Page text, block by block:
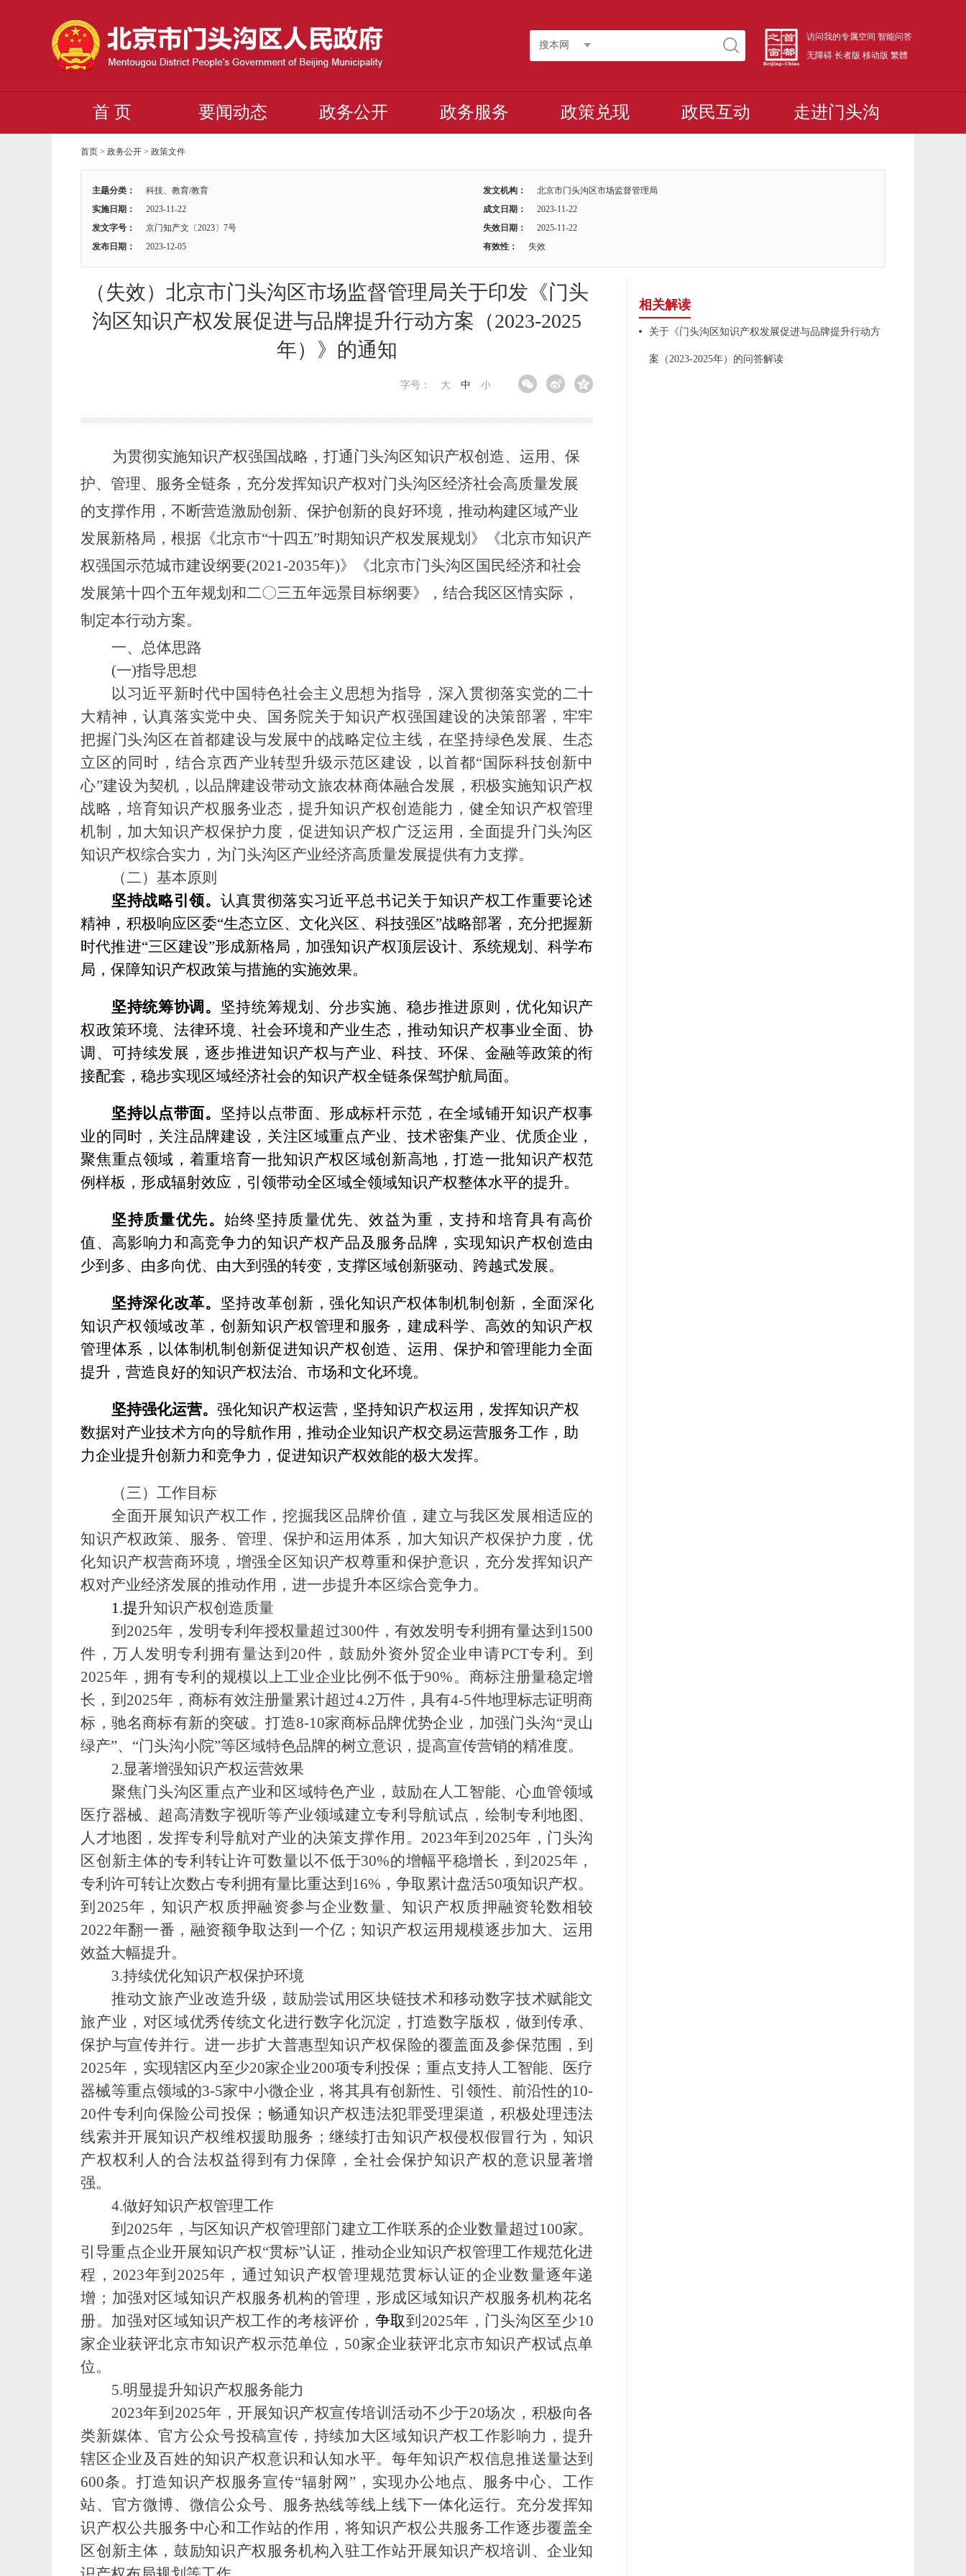
搜本网
访问我的专属空间 智能问答
无障碍 长者版 移动版 繁體
首 页 要闻动态 政务公开 政务服务 政策兑现 政民互动 走进门头沟
首页 >政务公开 >政策文件
主题分类： 科技、教育/教育 发文机构：
北京市门头沟区市场监督管理局
实施日期：
2023-11-22 成文日期：
2023-11-22
发文字号：
京门知产文〔2023〕7号 失效日期：
2025-11-22
发布日期：
2023-12-05 有效性： 失效
（失效）北京市门头沟区市场监督管理局关于印发《门头
沟区知识产权发展促进与品牌提升行动方案（2023-2025
年）》的通知
字号： 大 中 小
为贯彻实施知识产权强国战略，打通门头沟区知识产权创造、运用、保
护、管理、服务全链条， 充分发挥知识产权对门头沟区经济社会高质量发展
的支撑作用，不断营造激励创新、保护创新的良好环境，推动构建区域产业
发展新格局，根据《北京市“十四五”时期知识产权发展规划》《北京市知识产
权强国示范城市建设纲要(2021-2035年)》《北京市门头沟区国民经济和社会
发展第十四个五年规划和二〇三五年远景目标纲要》，结合我区区情实际，
制定本行动方案。
一、 总体思路
(一)指导思想
以习近平新时代中国特色社会主义思想为指导，深入贯彻落实党的二十
大精神，认真落实党中央、国务院关于知识产权强国建设的决策部署，牢牢
把握门头沟区在首都建设与发展中的战略定位主线，在坚持绿色发展、生态
立区的同时，结合京西产业转型升级示范区建设，以首都“国际科技创新中
心”建设为契机，以品牌建设带动文旅农林商体融合发展，积极实施知识产权
战略，培育知识产权服务业态，提升知识产权创造能力，健全知识产权管理
机制，加大知识产权保护力度，促进知识产权广泛运用，全面提升门头沟区
知识产权综合实力，为门头沟区产业经济高质量发展提供有力支撑。
（二） 基本原则
坚持战略引领。 认真贯彻落实习近平总书记关于知识产权工作重要论述
精神，积极响应区委“生态立区、文化兴区、科技强区”战略部署，充分把握新
时代推进“三区建设”形成新格局，加强知识产权顶层设计、系统规划、科学布
局，保障知识产权政策与措施的实施效果。
坚持统筹协调。 坚持统筹规划、分步实施、稳步推进原则， 优化知识产
权政策环境、法律环境、社会环境和产业生态，推动知识产权事业全面、协
调、可持续发展，逐步推进知识产权与产业、科技、环保、金融等政策的衔
接配套，稳步实现区域经济社会的知识产权全链条保驾护航局面。
坚持以点带面。 坚持以点带面、形成标杆示范，在全域铺开知识产权事
业的同时，关注品牌建设，关注区域重点产业、技术密集产业、优质企业，
聚焦重点领域，着重培育一批知识产权区域创新高地，打造一批知识产权范
例样板，形成辐射效应，引领带动全区域全领域知识产权整体水平的提升。
坚持质量优先。 始终坚持质量优先、效益为重，支持和培育具有高价
值、高影响力和高竞争力的知识产权产品及服务品牌，实现知识产权创造由
少到多、由多向优、由大到强的转变，支撑区域创新驱动、跨越式发展。
坚持深化改革。 坚持改革创新 ，强化知识产权体制机制创新， 全面深化
知识产权领域改革，创新知识产权管理和服务，建成科学、高效的知识产权
管理体系， 以体制机制创新促进知识产权创造、运用、保护和管理能力全面
提升，营造良好的知识产权法治、市场和文化环境。
坚持强化运营。强化知识产权运营，坚持知识产权运用，发挥知识产权
数据对产业技术方向的导航作用，推动企业知识产权交易运营服务工作，助
力企业提升创新力和竞争力，促进知识产权效能的极大发挥。
（三） 工作目标
全面开展知识产权工作，挖掘我区品牌价值，建立与我区发展相适应的
知识产权政策、服务、管理、保护和运用体系，加大知识产权保护力度，优
化知识产权营商环境，增强全区知识产权尊重和保护意识，充分发挥知识产
权对产业经济发展的推动作用，进一步提升本区综合竞争力。
1.提升知识产权创造质量
到 2025年，发明专利年授权量超过300件，有效发明专利拥有量达到1500
件，万人发明专利拥有量达到20件，鼓励外资外贸企业申请PCT专利。到
2025年，拥有专利的规模以上工业企业比例不低于90%。商标注册量稳定增
长，到2025年，商标有效注册量累计超过4.2万件，具有4-5件地理标志证明商
标，驰名商标有新的突破。打造8-10家商标品牌优势企业，加强门头沟“灵山
绿产”、“门头沟小院”等区域特色品牌的树立意识，提高宣传营销的精准度。
2.显著增强知识产权运营效果
聚焦门头沟区重点产业和区域特色产业，鼓励在人工智能、心血管领域
医疗器械、超高清数字视听等产业领域建立专利导航试点，绘制专利地图、
人才地图，发挥专利导航对产业的决策支撑作用。 2023年到2025年，门头沟
区创新主体的专利转让许可数量以不低于30%的增幅平稳增长，到2025年，
专利许可转让次数占专利拥有量比重达到16%，争取累计盘活50项知识产权。
到2025年，知识产权质押融资参与企业数量、知识产权质押融资轮数相较
2022年翻一番，融资额争取达到一个亿；知识产权运用规模逐步加大、运用
效益大幅提升。
3.持续优化知识产权保护环境
推动文旅产业改造升级，鼓励尝试用区块链技术和移动数字技术赋能文
旅产业，对区域优秀传统文化进行数字化沉淀，打造数字版权，做到传承、
保护与宣传并行。进一步扩大普惠型知识产权保险的覆盖面及参保范围，到
2025年，实现辖区内至少20家企业200项专利投保；重点支持人工智能、医疗
器械等重点领域的3-5家中小微企业，将其具有创新性、引领性、前沿性的10-
20件专利向保险公司投保；畅通知识产权违法犯罪受理渠道，积极处理违法
线索并开展知识产权维权援助服务；继续打击知识产权侵权假冒行为，知识
产权权利人的合法权益得到有力保障，全社会保护知识产权的意识显著增
强。
4.做好知识产权管理工作
到 2025年，与区知识产权管理部门建立工作联系的企业数量超过100家。
引导重点企业开展知识产权“贯标”认证，推动企业知识产权管理工作规范化进
程，2023年到2025年，通过知识产权管理规范贯标认证的企业数量逐年递
增；加强对区域知识产权服务机构的管理，形成区域知识产权服务机构花名
册。加强对区域知识产权工作的考核评价， 争取到 2025年，门头沟区至少10
家企业获评北京市知识产权示范单位，50家企业获评北京市知识产权试点单
位。
5.明显提升知识产权服务能力
2023年到 2025年，开展知识产权宣传培训活动不少于20场次，积极向各
类新媒体、官方公众号投稿宣传，持续加大区域知识产权工作影响力，提升
辖区企业及百姓的知识产权意识和认知水平。每年知识产权信息推送量达到
600条。打造知识产权服务宣传“辐射网”，实现办公地点、 服务中心、工作
站、官方微博、微信公众号、服务热线等线上线下一体化运行。 充分发挥知
识产权公共服务中心和工作站的作用，将知识产权公共服务工作逐步覆盖全
区创新主体，鼓励知识产权服务机构入驻工作站开展知识产权培训、企业知
相关解读
关于《门头沟区知识产权发展促进与品牌提升行动方
案（2023-2025年）的问答解读